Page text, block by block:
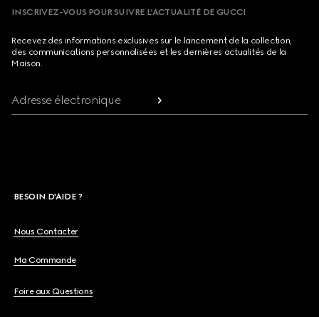
INSCRIVEZ-VOUS POUR SUIVRE L’ACTUALITÉ DE GUCCI
Recevez des informations exclusives sur le lancement de la collection,
des communications personnalisées et les dernières actualités de la
Maison.
Adresse électronique
BESOIN D'AIDE ?
Nous Contacter
Ma Commande
Foire aux Questions